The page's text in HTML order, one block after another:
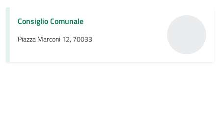
Consiglio Comunale
Piazza Marconi 12, 70033